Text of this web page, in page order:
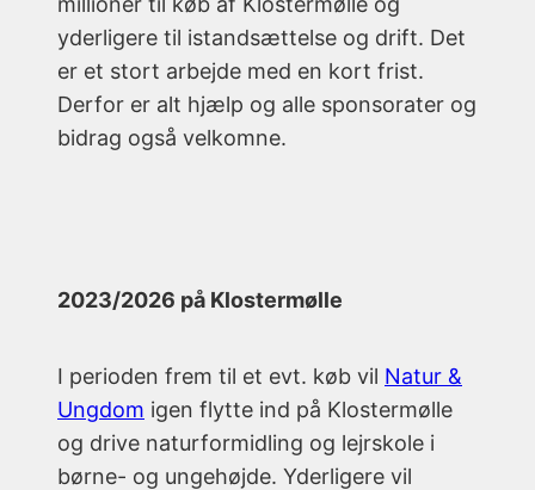
yderligere til istandsættelse og drift. Det
er et stort arbejde med en kort frist.
Derfor er alt hjælp og alle sponsorater og
bidrag også velkomne.
2023/2026 på Klostermølle
I perioden frem til et evt. køb vil Natur &
Ungdom igen flytte ind på Klostermølle
og drive naturformidling og lejrskole i
børne- og ungehøjde. Yderligere vil